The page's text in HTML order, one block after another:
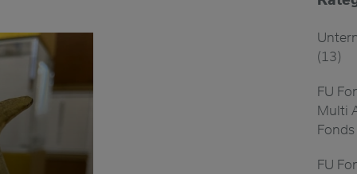
(13)
FU
Multi
FU